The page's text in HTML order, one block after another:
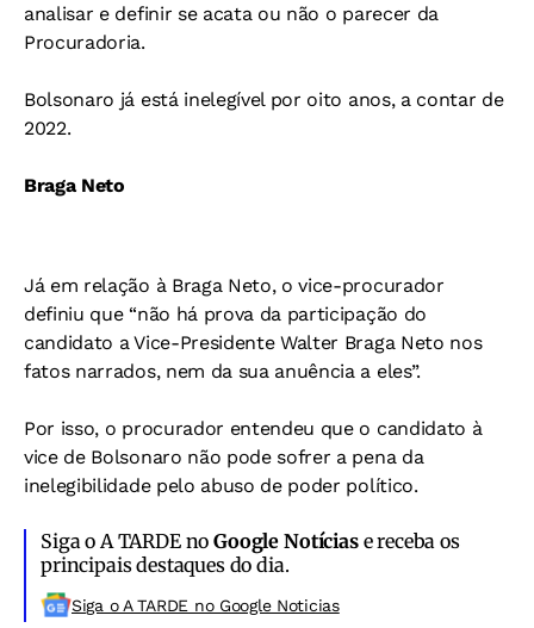
analisar e definir se acata ou não o parecer da
Procuradoria.
Bolsonaro já está inelegível por oito anos, a contar de
2022.
Braga Neto
Já em relação à Braga Neto, o vice-procurador
definiu que “não há prova da participação do
candidato a Vice-Presidente Walter Braga Neto nos
fatos narrados, nem da sua anuência a eles”.
Por isso, o procurador entendeu que o candidato à
vice de Bolsonaro não pode sofrer a pena da
inelegibilidade pelo abuso de poder político.
Siga o A TARDE noGoogle Notíciase receba os
principais destaques do dia.
Siga o A TARDE no Google Noticias